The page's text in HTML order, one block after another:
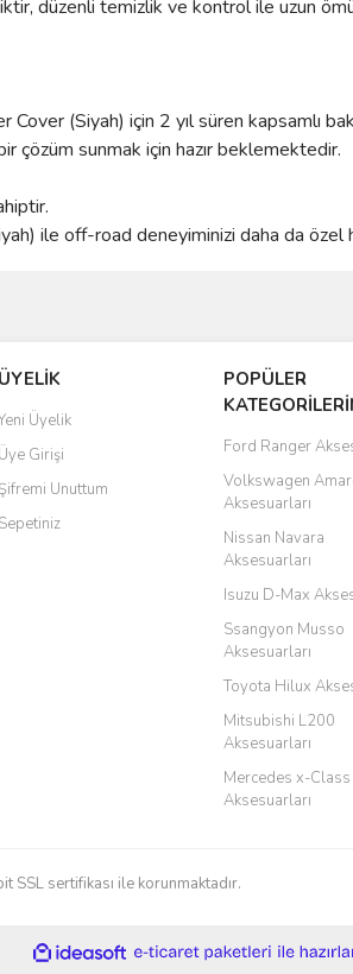
düzenli temizlik ve kontrol ile uzun
(Siyah) için 2 yıl süren kapsamlı
çözüm sunmak için hazır beklemektedir.
ile off-road deneyiminizi daha da özel
Yorum Yaz
ÜYELİK
Üyelik
Üye Girişi
Şifremi Unuttum
Sepetiniz
POPÜLER
Ford Ranger
Volkswagen
Aksesuarları
Nissan Navara
Aksesuarları
Isuzu D-Max
Ssangyon Musso
Aksesuarları
Toyota Hilux
Mitsubishi L200
Aksesuarları
Mercedes x-Class
Aksesuarları
SSL sertifikası ile korunmaktadır.
ideasoft
e-